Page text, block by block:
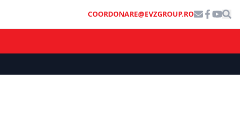
COORDONARE@EVZGROUP.RO